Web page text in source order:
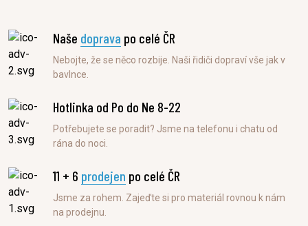
Naše doprava po celé ČR
Nebojte, že se něco rozbije. Naši řidiči dopraví vše jak v
bavlnce.
Hotlinka od Po do Ne 8-22
Potřebujete se poradit? Jsme na telefonu i chatu od
rána do noci.
11 + 6 prodejen po celé ČR
Jsme za rohem. Zajeďte si pro materiál rovnou k nám
na prodejnu.